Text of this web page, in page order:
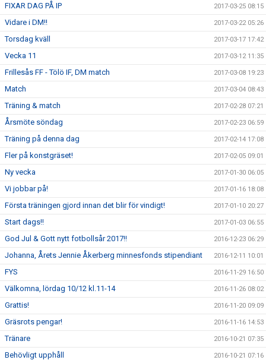
FIXAR DAG PÅ IP 2017-03-25 08:15
Vidare i DM!! 2017-03-22 05:26
Torsdag kväll 2017-03-17 17:42
Vecka 11 2017-03-12 11:35
Frillesås FF - Tölö IF, DM match 2017-03-08 19:23
Match 2017-03-04 08:43
Träning & match 2017-02-28 07:21
Årsmöte söndag 2017-02-23 06:59
Träning på denna dag 2017-02-14 17:08
Fler på konstgräset! 2017-02-05 09:01
Ny vecka 2017-01-30 06:05
Vi jobbar på! 2017-01-16 18:08
Första träningen gjord innan det blir för vindigt! 2017-01-10 20:27
Start dags!! 2017-01-03 06:55
God Jul & Gott nytt fotbollsår 2017!! 2016-12-23 06:29
Johanna, Årets Jennie Åkerberg minnesfonds stipendiant 2016-12-11 10:01
FYS 2016-11-29 16:50
Välkomna, lördag 10/12 kl.11-14 2016-11-26 08:02
Grattis! 2016-11-20 09:09
Gräsrots pengar! 2016-11-16 14:53
Tränare 2016-10-21 07:35
Behövligt upphåll 2016-10-21 07:16